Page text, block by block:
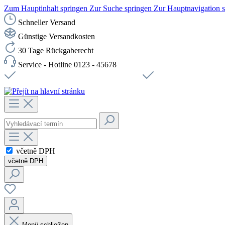
Zum Hauptinhalt springen Zur Suche springen Zur Hauptnavigation
Schneller Versand
Günstige Versandkosten
30 Tage Rückgaberecht
Service - Hotline 0123 - 45678
včetně DPH
včetně DPH